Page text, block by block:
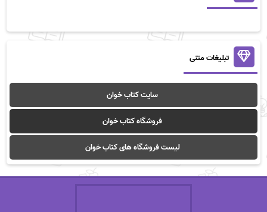
تبلیغات متنی
سایت کتاب خوان
فروشگاه کتاب خوان
لیست فروشگاه های کتاب خوان